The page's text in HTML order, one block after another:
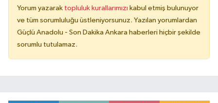
Yorum yazarak topluluk kurallarımızı kabul etmiş bulunuyor
ve tüm sorumluluğu üstleniyorsunuz. Yazılan yorumlardan
Güçlü Anadolu - Son Dakika Ankara haberleri hiçbir şekilde
sorumlu tutulamaz.